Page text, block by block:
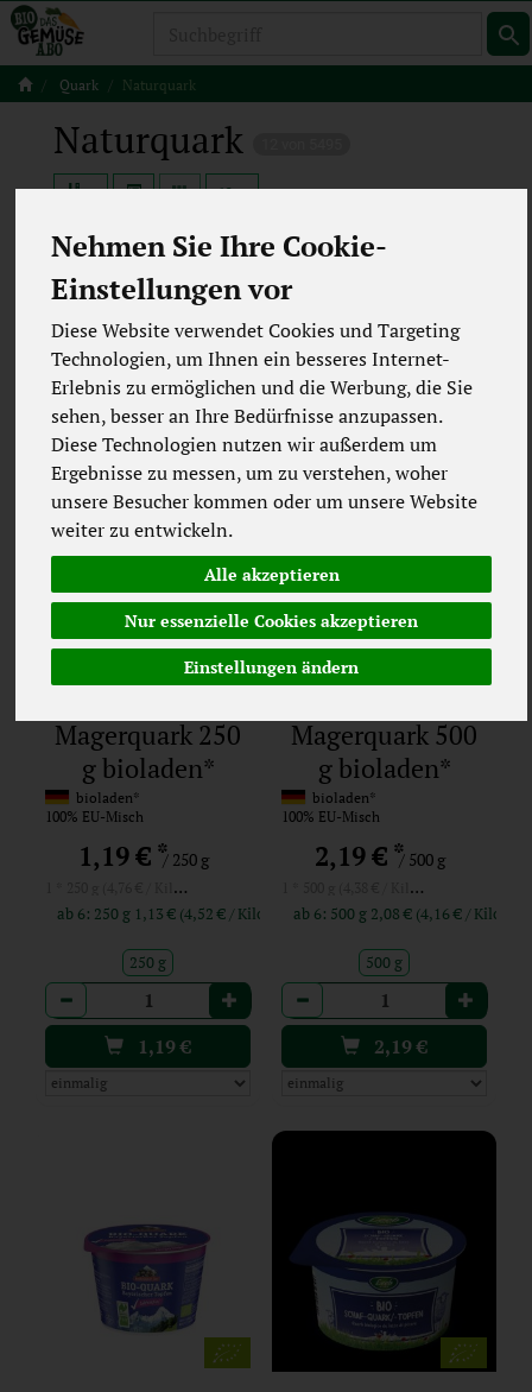
Nehmen Sie Ihre Cookie-
Einstellungen vor
Diese Website verwendet Cookies und Targeting
Technologien, um Ihnen ein besseres Internet-
Erlebnis zu ermöglichen und die Werbung, die Sie
sehen, besser an Ihre Bedürfnisse anzupassen.
Diese Technologien nutzen wir außerdem um
Ergebnisse zu messen, um zu verstehen, woher
unsere Besucher kommen oder um unsere Website
weiter zu entwickeln.
Alle akzeptieren
Nur essenzielle Cookies akzeptieren
Einstellungen ändern
Quark Naturquark
Naturquark
12
Hersteller Ernährung
Allergene
Magerquark 250
g bioladen*
bioladen*
100% EU-Misch
1,19 €*/ 250 g
1 * 250 g (4,76 € / Kilogramm)
ab 6: 250 g 1,13 € (4,52 € / Kilogramm)
250 g
Anzahl
1,19€
Magerquark 500
g bioladen*
bioladen*
100% EU-Misch
2,19 €*/ 500 g
1 * 500 g (4,38 € / Kilogramm)
ab 6: 500 g 2,08 € (4,16 € /
500 g
Anzahl
2,19€